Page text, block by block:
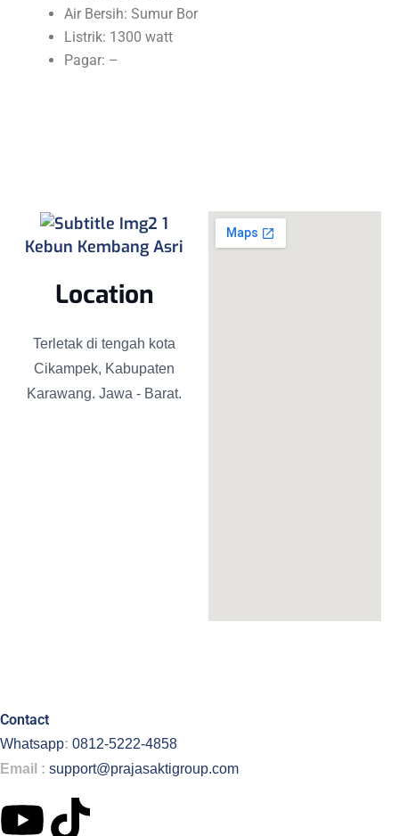
Air Bersih: Sumur Bor
Listrik: 1300 watt
Pagar: –
Kebun Kembang Asri
Location
Terletak di tengah kota
Cikampek, Kabupaten
Karawang. Jawa - Barat.
Contact
Whatsapp: 0812-5222-4858
Email : support@prajasaktigroup.com